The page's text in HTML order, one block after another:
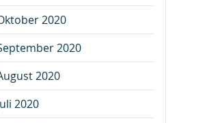
2020
2020
2020
2020